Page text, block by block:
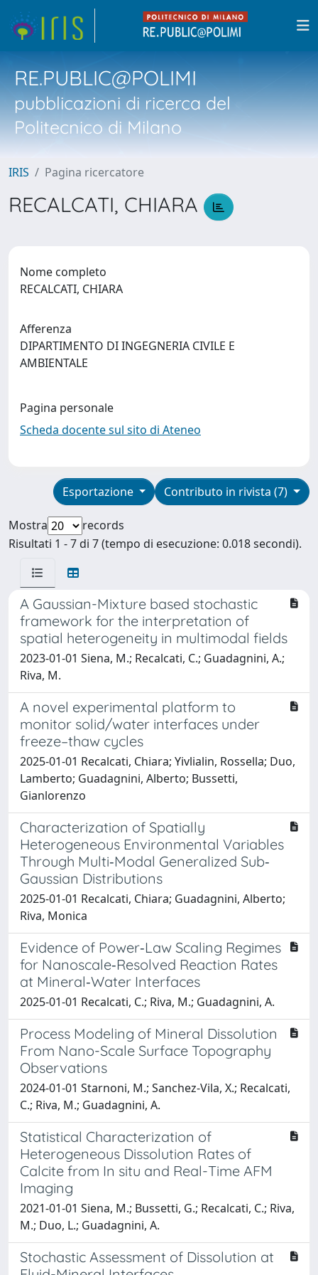
RE.PUBLIC@POLIMI
pubblicazioni di ricerca del
Politecnico di Milano
IRIS Pagina ricercatore
RECALCATI, CHIARA
Nome completo
RECALCATI, CHIARA
Afferenza
DIPARTIMENTO DI INGEGNERIA CIVILE E
AMBIENTALE
Pagina personale
Scheda docente sul sito di Ateneo
Contributo in rivista (7)
Esportazione
Mostra
records
Risultati 1 - 7 di 7 (tempo di esecuzione: 0.018 secondi).
A Gaussian-Mixture based stochastic
framework for the interpretation of
spatial heterogeneity in multimodal fields
2023-01-01 Siena, M.; Recalcati, C.; Guadagnini, A.;
Riva, M.
A novel experimental platform to
monitor solid/water interfaces under
freeze–thaw cycles
2025-01-01 Recalcati, Chiara; Yivlialin, Rossella; Duo,
Lamberto; Guadagnini, Alberto; Bussetti,
Gianlorenzo
Characterization of Spatially
Heterogeneous Environmental Variables
Through Multi‐Modal Generalized Sub‐
Gaussian Distributions
2025-01-01 Recalcati, Chiara; Guadagnini, Alberto;
Riva, Monica
Evidence of Power‐Law Scaling Regimes
for Nanoscale‐Resolved Reaction Rates
at Mineral‐Water Interfaces
2025-01-01 Recalcati, C.; Riva, M.; Guadagnini, A.
Process Modeling of Mineral Dissolution
From Nano-Scale Surface Topography
Observations
2024-01-01 Starnoni, M.; Sanchez-Vila, X.; Recalcati,
C.; Riva, M.; Guadagnini, A.
Statistical Characterization of
Heterogeneous Dissolution Rates of
Calcite from In situ and Real-Time AFM
Imaging
2021-01-01 Siena, M.; Bussetti, G.; Recalcati, C.; Riva,
M.; Duo, L.; Guadagnini, A.
Stochastic Assessment of Dissolution at